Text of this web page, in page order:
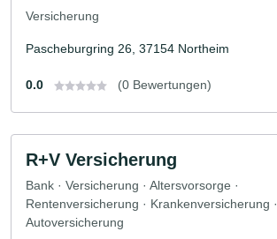
Versicherung
Pascheburgring 26, 37154 Northeim
0.0 (0 Bewertungen)
R+V Versicherung
Bank · Versicherung · Altersvorsorge ·
Rentenversicherung · Krankenversicherung ·
Autoversicherung